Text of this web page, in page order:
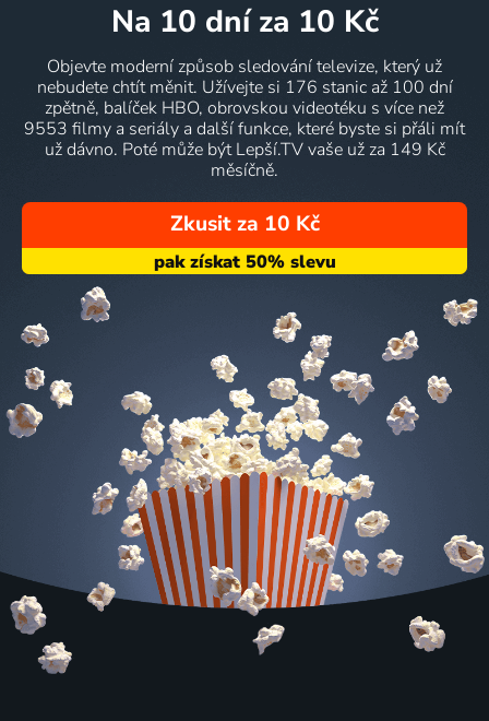
na 10 dní za 10 Kč
Objevte moderní způsob sledování televize, který už
nebudete chtít měnit. Užívejte si 176 stanic až 100 dní
zpětně, balíček HBO, obrovskou videotéku s více než
9553 filmy a seriály a další funkce, které byste si přáli mít
už dávno. Poté může být Lepší.TV vaše už za 149 Kč
měsíčně.
Zkusit za 10 Kč